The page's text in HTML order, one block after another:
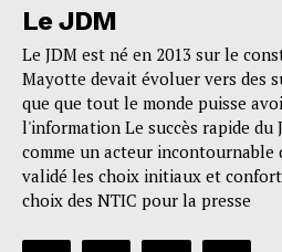
Le JDM
Le JDM est né en 2013 sur le
Mayotte devait évoluer vers des
que que tout le monde puisse
l'information Le succès rapide du
comme un acteur incontournable
validé les choix initiaux et
choix des NTIC pour la presse